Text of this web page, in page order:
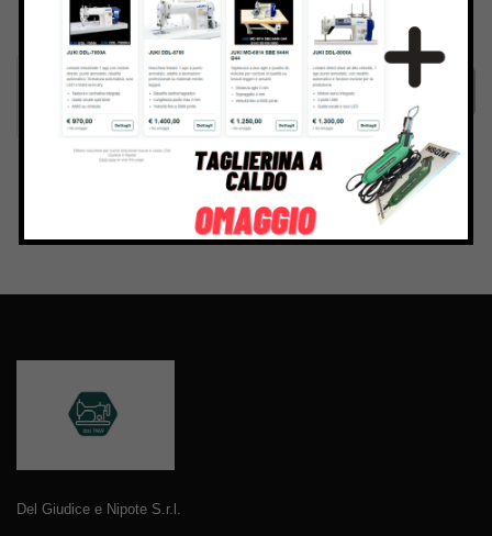
Inviando il messaggio confermo di aver letto e accettato
Termini e condizionidel sito web
Del Giudice e Nipote S.r.l.